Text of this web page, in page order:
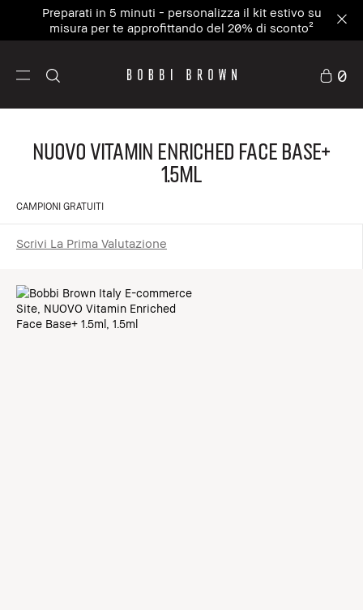
Preparati in 5 minuti - personalizza il kit estivo su
misura per te approfittando del 20% di sconto²
0
NUOVO Vitamin Enriched Face Base+
1.5ml
CAMPIONI GRATUITI
Scrivi La Prima Valutazione